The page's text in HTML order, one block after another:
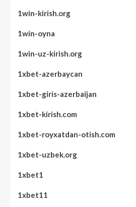
1win-kirish.org
1win-oyna
1win-uz-kirish.org
1xbet-azerbaycan
1xbet-giris-azerbaijan
1xbet-kirish.com
1xbet-royxatdan-otish.com
1xbet-uzbek.org
1xbet1
1xbet11